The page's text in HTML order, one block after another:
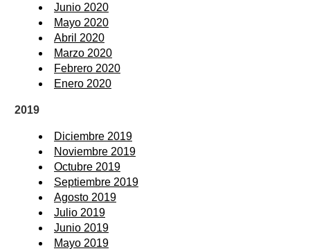
Junio 2020
Mayo 2020
Abril 2020
Marzo 2020
Febrero 2020
Enero 2020
2019
Diciembre 2019
Noviembre 2019
Octubre 2019
Septiembre 2019
Agosto 2019
Julio 2019
Junio 2019
Mayo 2019